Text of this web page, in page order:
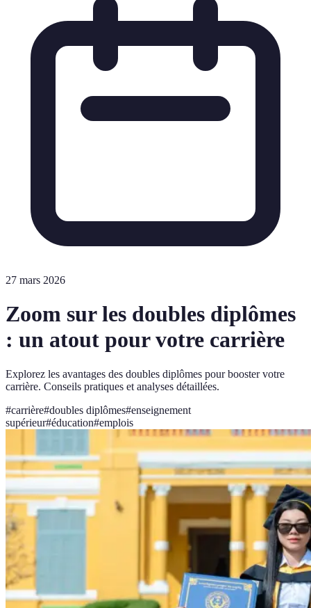
27 mars 2026
Zoom sur les doubles diplômes
: un atout pour votre carrière
Explorez les avantages des doubles diplômes pour booster votre
carrière. Conseils pratiques et analyses détaillées.
#carrière#doubles diplômes#enseignement
supérieur#éducation#emplois